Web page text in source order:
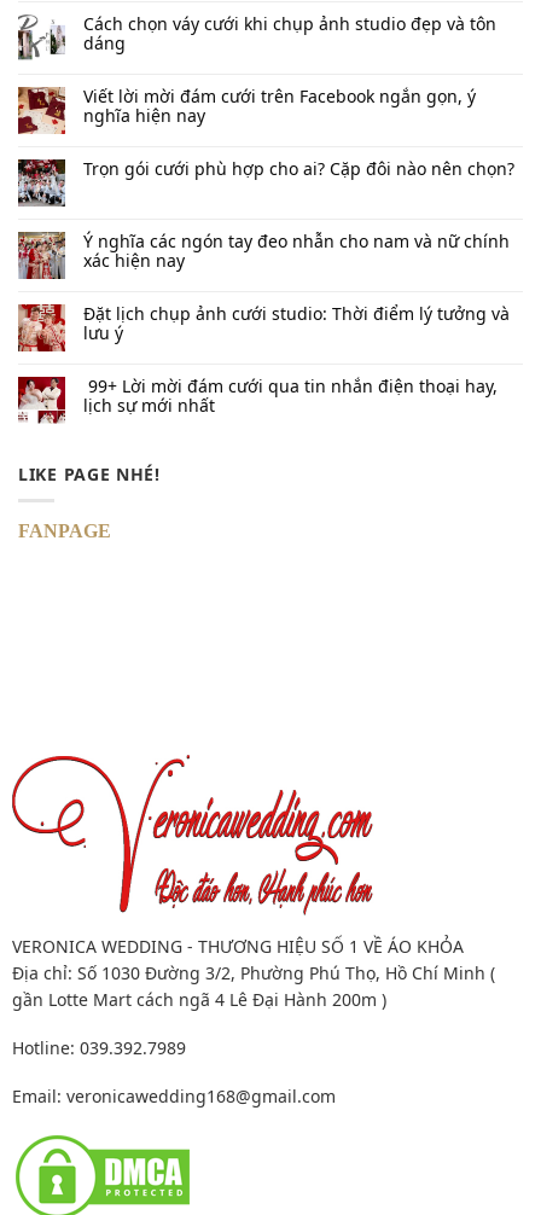
Cách chọn váy cưới khi chụp ảnh studio đẹp và tôn
dáng
Viết lời mời đám cưới trên Facebook​ ngắn gọn, ý
nghĩa hiện nay
Trọn gói cưới phù hợp cho ai? Cặp đôi nào nên chọn?
Ý nghĩa các ngón tay đeo nhẫn cho nam và nữ chính
xác hiện nay
Đặt lịch chụp ảnh cưới studio: Thời điểm lý tưởng và
lưu ý
99+ Lời mời đám cưới qua tin nhắn​ điện thoại hay,
lịch sự mới nhất
LIKE PAGE NHÉ!
FANPAGE
VERONICA WEDDING - THƯƠNG HIỆU SỐ 1 VỀ ÁO KHỎA
Địa chỉ: Số 1030 Đường 3/2, Phường Phú Thọ, Hồ Chí Minh (
gần Lotte Mart cách ngã 4 Lê Đại Hành 200m )
Hotline: 039.392.7989
Email: veronicawedding168@gmail.com